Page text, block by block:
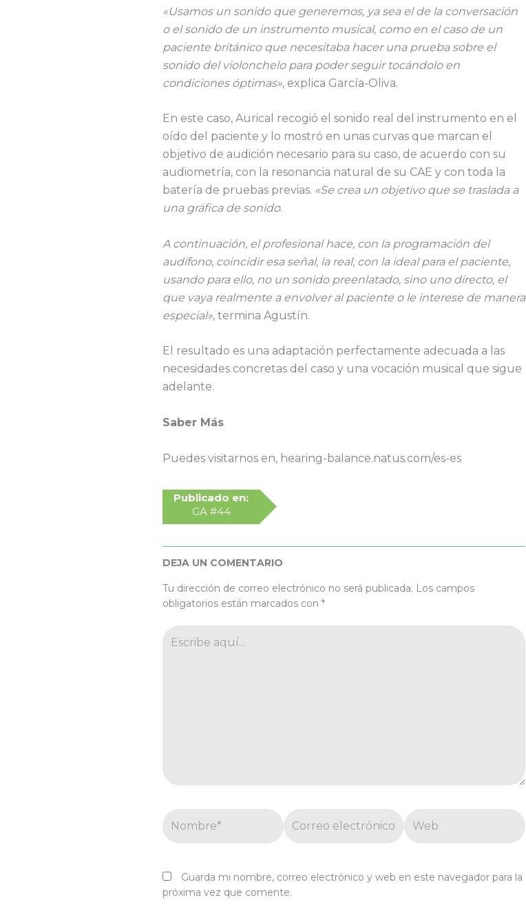
«Usamos un sonido que generemos, ya sea el de la conversación
o el sonido de un instrumento musical, como en el caso de un
paciente británico que necesitaba hacer una prueba sobre el
sonido del violonchelo para poder seguir tocándolo en
condiciones óptimas», explica García-Oliva.
En este caso, Aurical recogió el sonido real del instrumento en el
oído del paciente y lo mostró en unas curvas que marcan el
objetivo de audición necesario para su caso, de acuerdo con su
audiometría, con la resonancia natural de su CAE y con toda la
batería de pruebas previas. «Se crea un objetivo que se traslada a
una gráfica de sonido.
A continuación, el profesional hace, con la programación del
audífono, coincidir esa señal, la real, con la ideal para el paciente,
usando para ello, no un sonido preenlatado, sino uno directo, el
que vaya realmente a envolver al paciente o le interese de manera
especial», termina Agustín.
El resultado es una adaptación perfectamente adecuada a las
necesidades concretas del caso y una vocación musical que sigue
adelante.
Saber Más
Puedes visitarnos en, hearing-balance.natus.com/es-es
Publicado en:
GA #44
DEJA UN COMENTARIO
Tu dirección de correo electrónico no será publicada. Los campos
obligatorios están marcados con *
Guarda mi nombre, correo electrónico y web en este navegador para la
próxima vez que comente.